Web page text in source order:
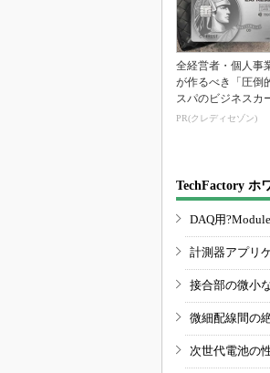
全経営者・個人事
が作るべき「圧倒
スパのビジネスカ
ド」
PR(クレディセゾン)
TechFactory ホ
DAQ用
計測器アプリ
接合部の微小
微細配線間の
次世代電池の